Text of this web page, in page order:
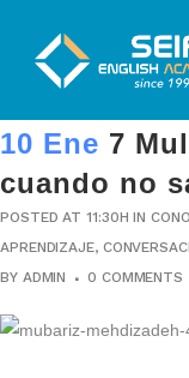
10 Ene 7
cuando no
POSTED AT 11:30H IN
APRENDIZAJE,
BY ADMIN 0 COMMENTS